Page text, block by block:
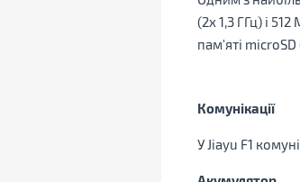
(2x 1,3 ГГц) і
пам'яті microSD
Комунікації
У Jiayu F1